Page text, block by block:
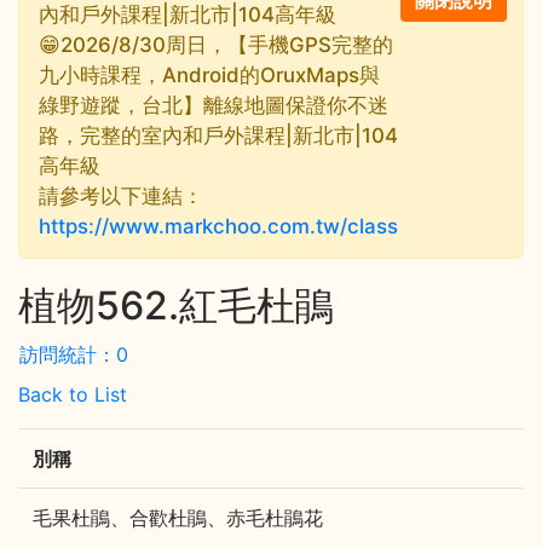
內和戶外課程|新北市|104高年級
😁2026/8/30周日，【手機GPS完整的
九小時課程，Android的OruxMaps與
綠野遊蹤，台北】離線地圖保證你不迷
路，完整的室內和戶外課程|新北市|104
高年級
請參考以下連結：
https://www.markchoo.com.tw/class
植物562.紅毛杜鵑
訪問統計：0
Back to List
別稱
毛果杜鵑、合歡杜鵑、赤毛杜鵑花